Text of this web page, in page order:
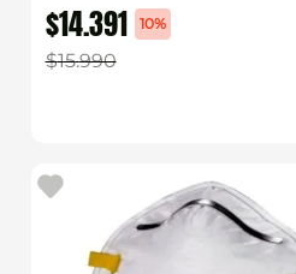
$14.391 10%
$15.990